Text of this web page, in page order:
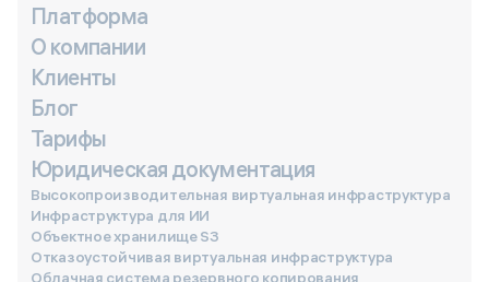
Платформа
О компании
Клиенты
Блог
Тарифы
Юридическая документация
Высокопроизводительная виртуальная инфраструктура
Инфраструктура для ИИ
Объектное хранилище S3
Отказоустойчивая виртуальная инфраструктура
Облачная система резервного копирования